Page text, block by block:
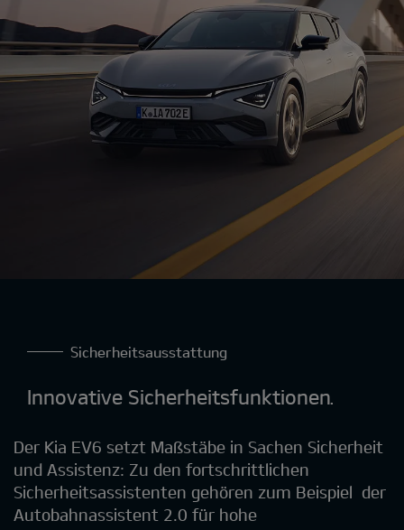
Sicherheitsausstattung
Innovative Sicherheitsfunktionen.
Der Kia EV6 setzt Maßstäbe in Sachen Sicherheit
und Assistenz: Zu den fortschrittlichen
Sicherheitsassistenten gehören zum Beispiel ​ der
Autobahnassistent 2.0 für hohe